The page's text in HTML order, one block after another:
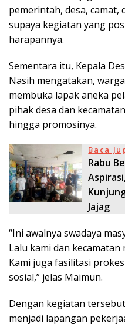
pemerintah, desa, camat,
supaya kegiatan yang
harapannya.
Sementara itu, Kepala
Nasih mengatakan,
membuka lapak aneka
pihak desa dan
hingga promosinya.
Baca
Rabu
Jajag
“Ini awalnya swadaya
Lalu kami dan
Kami juga fasilitasi
sosial,” jelas Maimun.
Dengan kegiatan
menjadi lapangan